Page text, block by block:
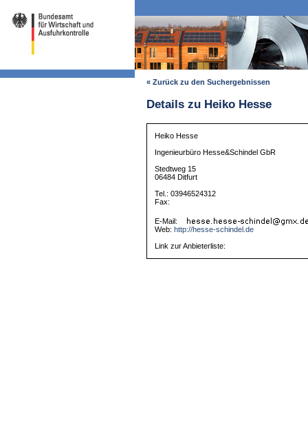
« Zurück zu den Suchergebnissen
Details zu Heiko Hesse
Heiko Hesse
Ingenieurbüro Hesse&Schindel GbR
Stedtweg 15
06484 Ditfurt
Tel.: 03946524312
Fax:
E-Mail:
Web: http://hesse-schindel.de
Link zur Anbieterliste: